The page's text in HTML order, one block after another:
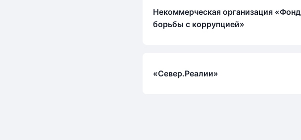
Некоммерческая организация «Фонд
борьбы с коррупцией»
«Север.Реалии»